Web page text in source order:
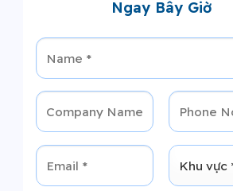
Ngay Bây Giờ